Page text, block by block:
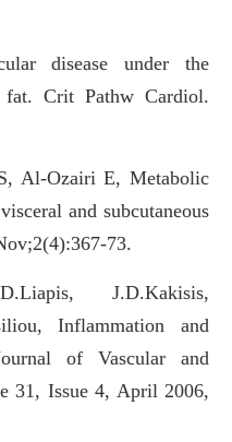
disease under the
fat. Crit Pathw Cardiol.
Al-Ozairi E, Metabolic
and subcutaneous
73.
J.D.Kakisis,
Inflammation and
of Vascular and
31, Issue 4, April 2006,